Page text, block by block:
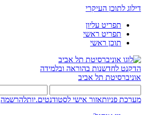
דילוג לתוכן העיקרי
תפריט עליון
תפריט ראשי
תוכן ראשי
הדקנט לחדשנות בהוראה ובלמידה
אוניברסיטת תל אביב
מערכת פניותאזור אישי לסטודנטים.יותלהרשמה